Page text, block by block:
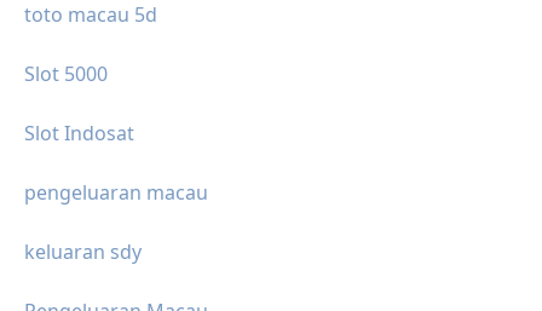
toto macau 5d
Slot 5000
Slot Indosat
pengeluaran macau
keluaran sdy